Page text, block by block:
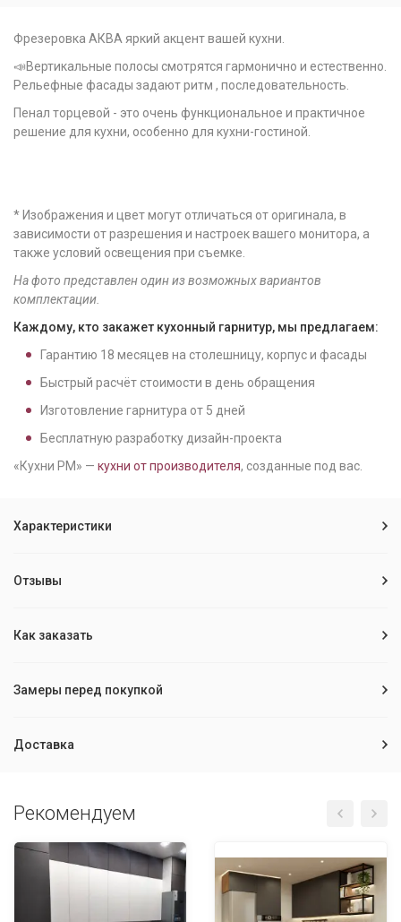
Фрезеровка АКВА яркий акцент вашей кухни.
📣Вертикальные полосы смотрятся гармонично и естественно.
Рельефные фасады задают ритм , последовательность.
Пенал торцевой - это очень функциональное и практичное
решение для кухни, особенно для кухни-гостиной.
* Изображения и цвет могут отличаться от оригинала, в
зависимости от разрешения и настроек вашего монитора, а
также условий освещения при съемке.
На фото представлен один из возможных вариантов
комплектации.
Каждому, кто закажет кухонный гарнитур, мы предлагаем:
Гарантию 18 месяцев на столешницу, корпус и фасады
Быстрый расчёт стоимости в день обращения
Изготовление гарнитура от 5 дней
Бесплатную разработку дизайн-проекта
«Кухни РМ» — кухни от производителя, созданные под вас.
Характеристики
Отзывы
Как заказать
Замеры перед покупкой
Доставка
Рекомендуем